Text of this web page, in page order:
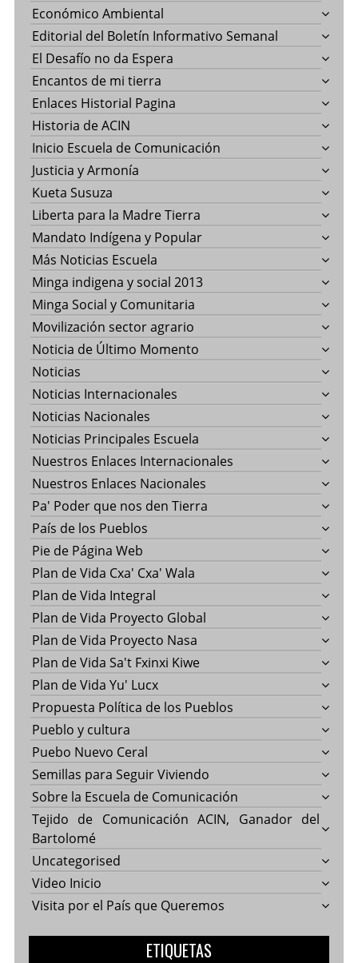
Económico Ambiental
Editorial del Boletín Informativo Semanal
El Desafío no da Espera
Encantos de mi tierra
Enlaces Historial Pagina
Historia de ACIN
Inicio Escuela de Comunicación
Justicia y Armonía
Kueta Susuza
Liberta para la Madre Tierra
Mandato Indígena y Popular
Más Noticias Escuela
Minga indigena y social 2013
Minga Social y Comunitaria
Movilización sector agrario
Noticia de Último Momento
Noticias
Noticias Internacionales
Noticias Nacionales
Noticias Principales Escuela
Nuestros Enlaces Internacionales
Nuestros Enlaces Nacionales
Pa' Poder que nos den Tierra
País de los Pueblos
Pie de Página Web
Plan de Vida Cxa' Cxa' Wala
Plan de Vida Integral
Plan de Vida Proyecto Global
Plan de Vida Proyecto Nasa
Plan de Vida Sa't Fxinxi Kiwe
Plan de Vida Yu' Lucx
Propuesta Política de los Pueblos
Pueblo y cultura
Puebo Nuevo Ceral
Semillas para Seguir Viviendo
Sobre la Escuela de Comunicación
Tejido de Comunicación ACIN, Ganador del
Bartolomé
Uncategorised
Video Inicio
Visita por el País que Queremos
ETIQUETAS